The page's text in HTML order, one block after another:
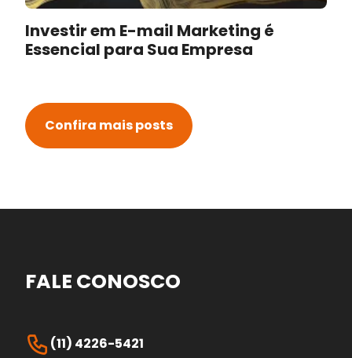
Investir em E-mail Marketing é
Essencial para Sua Empresa
Confira mais posts
FALE CONOSCO
(11) 4226-5421